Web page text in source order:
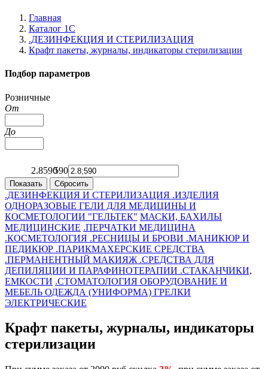
Главная
Каталог 1С
.ДЕЗИНФЕКЦИЯ И СТЕРИЛИЗАЦИЯ
Крафт пакеты, журналы, индикаторы стерилизации
Подбор параметров
Розничные
От
До
2.8590 150
296
443
590
.ДЕЗИНФЕКЦИЯ И СТЕРИЛИЗАЦИЯ .ИЗДЕЛИЯ
ОДНОРАЗОВЫЕ ГЕЛИ ДЛЯ МЕДИЦИНЫ И
КОСМЕТОЛОГИИ "ГЕЛЬТЕК" МАСКИ, БАХИЛЫ
МЕДИЦИНСКИЕ .ПЕРЧАТКИ МЕДИЦИНА
.КОСМЕТОЛОГИЯ .РЕСНИЦЫ И БРОВИ .МАНИКЮР И
ПЕДИКЮР .ПАРИКМАХЕРСКИЕ СРЕДСТВА
.ПЕРМАНЕНТНЫЙ МАКИЯЖ .СРЕДСТВА ДЛЯ
ДЕПИЛЯЦИИ И ПАРАФИНОТЕРАПИИ .СТАКАНЧИКИ,
ЕМКОСТИ .СТОМАТОЛОГИЯ ОБОРУДОВАНИЕ И
МЕБЕЛЬ ОДЕЖДА (УНИФОРМА) ГРЕЛКИ
ЭЛЕКТРИЧЕСКИЕ
Крафт пакеты, журналы, индикаторы
стерилизации